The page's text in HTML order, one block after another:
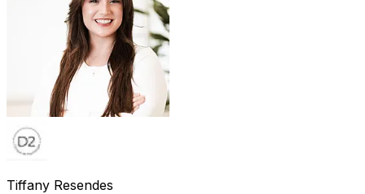
Tiffany Resendes